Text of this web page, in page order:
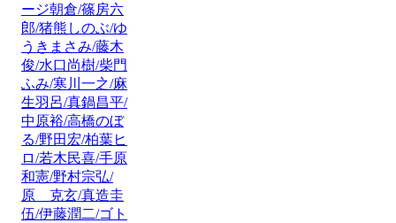
ージ朝倉/篠房六
郎/猪熊しのぶ/ゆ
うきまさみ/藤木
俊/水口尚樹/柴門
ふみ/寒川一之/麻
生羽呂/真鍋昌平/
中原裕/高橋のぼ
る/野田宏/柏葉ヒ
ロ/若木民喜/手原
和憲/野村宗弘/
原 克玄/真造圭
伍/伊藤潤二/ゴト